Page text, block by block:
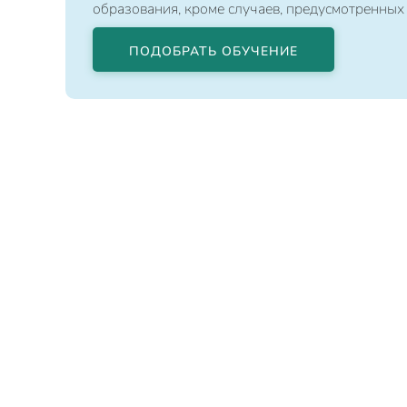
образования, кроме случаев,
ПОДОБРАТЬ ОБУЧЕНИЕ